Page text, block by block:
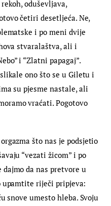
oduševljava,
četiri desetljeća. Ne,
i po meni dvije
stvaralaštva, ali i
i “Zlatni papagaj”.
ono što se u Giletu i
su pjesme nastale, ali
vraćati. Pogotovo
što nas je podsjetio
“vezati žicom” i po
dajmo da nas pretvore u
upamtite riječi pripjeva:
snove umesto hleba. Svoju